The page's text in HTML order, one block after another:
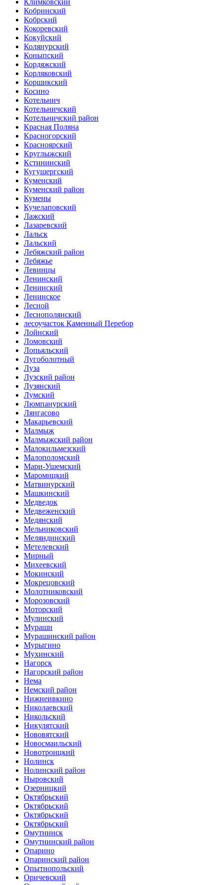
Кобринский
Кобрский
Кокоревский
Кокуйский
Колянурский
Коныпский
Кордяжский
Корляковский
Коршикский
Косино
Котельнич
Котельничский
Котельничский район
Красная Поляна
Красногорский
Красноярский
Круглыжский
Кстининский
Кугушергский
Куменский
Куменский район
Кумены
Кучелаповский
Лажский
Лазаревский
Лальск
Лальский
Лебяжский район
Лебяжье
Левинцы
Ленинский
Ленинский
Ленинское
Лесной
Леснополянский
лесоучасток Каменный Перебор
Лойнский
Ломовский
Лопьяльский
Лугоболотный
Луза
Лузский район
Лузянский
Лумский
Люмпанурский
Лянгасово
Макарьевский
Малмыж
Малмыжский район
Малокильмезский
Малополомский
Мари-Ушемский
Маромицкий
Матвинурский
Машкинский
Медведок
Медвеженский
Медянский
Мельниковский
Меляндинский
Метелевский
Мирный
Михеевский
Мокинский
Мокрецовский
Молотниковский
Морозовский
Моторский
Мулинский
Мураши
Мурашинский район
Мурыгино
Мухинский
Нагорск
Нагорский район
Нема
Немский район
Нижнеивкино
Николаевский
Никольский
Никулятский
Нововятский
Новосмаильский
Новотроицкий
Нолинск
Нолинский район
Ныровский
Озерницкий
Октябрьский
Октябрьский
Октябрьский
Октябрьский
Омутнинск
Омутнинский район
Опарино
Опаринский район
Опытнопольский
Оричевский